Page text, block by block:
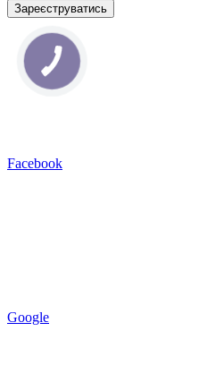
Зареєструватись
Facebook
Google